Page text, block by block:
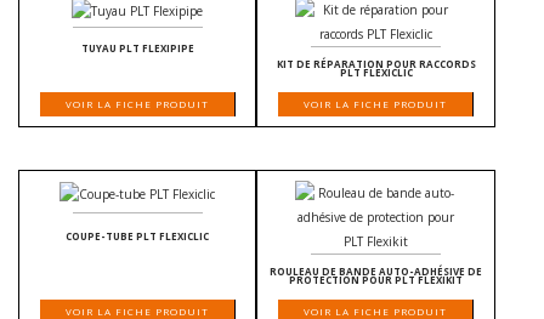
TUYAU PLT FLEXIPIPE
VOIR LA FICHE PRODUIT
KIT DE RÉPARATION POUR RACCORDS
PLT FLEXICLIC
VOIR LA FICHE PRODUIT
COUPE-TUBE PLT FLEXICLIC
VOIR LA FICHE PRODUIT
ROULEAU DE BANDE AUTO-ADHÉSIVE DE
PROTECTION POUR PLT FLEXIKIT
VOIR LA FICHE PRODUIT